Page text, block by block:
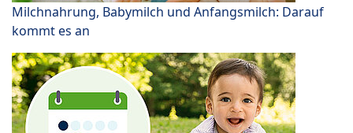
Milchnahrung, Babymilch und Anfangsmilch: Darauf
kommt es an